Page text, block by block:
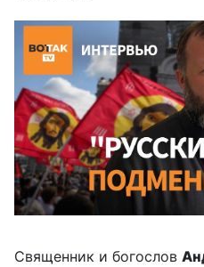
Священник и богослов